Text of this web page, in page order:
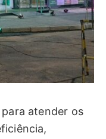
atender os